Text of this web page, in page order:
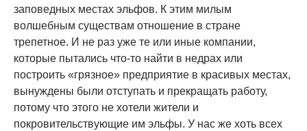
заповедных местах эльфов. К этим милым
волшебным существам отношение в стране
трепетное. И не раз уже те или иные компании,
которые пытались что-то найти в недрах или
построить «грязное» предприятие в красивых местах,
вынуждены были отступать и прекращать работу,
потому что этого не хотели жители и
покровительствующие им эльфы. У нас же хоть всех